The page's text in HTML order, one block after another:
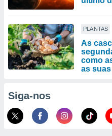
PLANTAS
As
como
as
Siga-nos